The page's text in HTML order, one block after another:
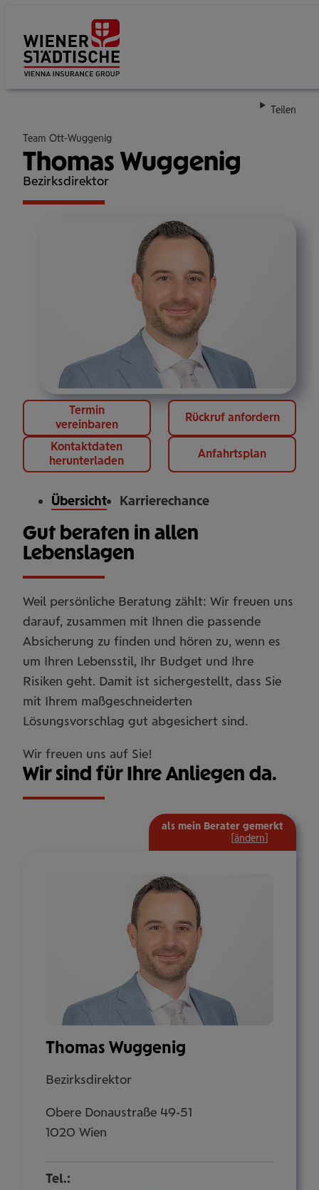
Teilen
Team Ott-Wuggenig
Thomas Wuggenig
Bezirksdirektor
Termin
vereinbaren
Rückruf anfordern
Kontaktdaten
herunterladen
Anfahrtsplan
Übersicht Karrierechance
Gut beraten in allen
Lebenslagen
Weil persönliche Beratung zählt: Wir freuen uns
darauf, zusammen mit Ihnen die passende
Absicherung zu finden und hören zu, wenn es
um Ihren Lebensstil, Ihr Budget und Ihre
Risiken geht. Damit ist sichergestellt, dass Sie
mit Ihrem maßgeschneiderten
Lösungsvorschlag gut abgesichert sind.
Wir freuen uns auf Sie!
Wir sind für Ihre Anliegen da.
Thomas Wuggenig
Bezirksdirektor
Obere Donaustraße 49-51
1020 Wien
Tel.:
als mein Berater gemerkt
[ändern